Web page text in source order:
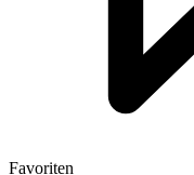
Favoriten